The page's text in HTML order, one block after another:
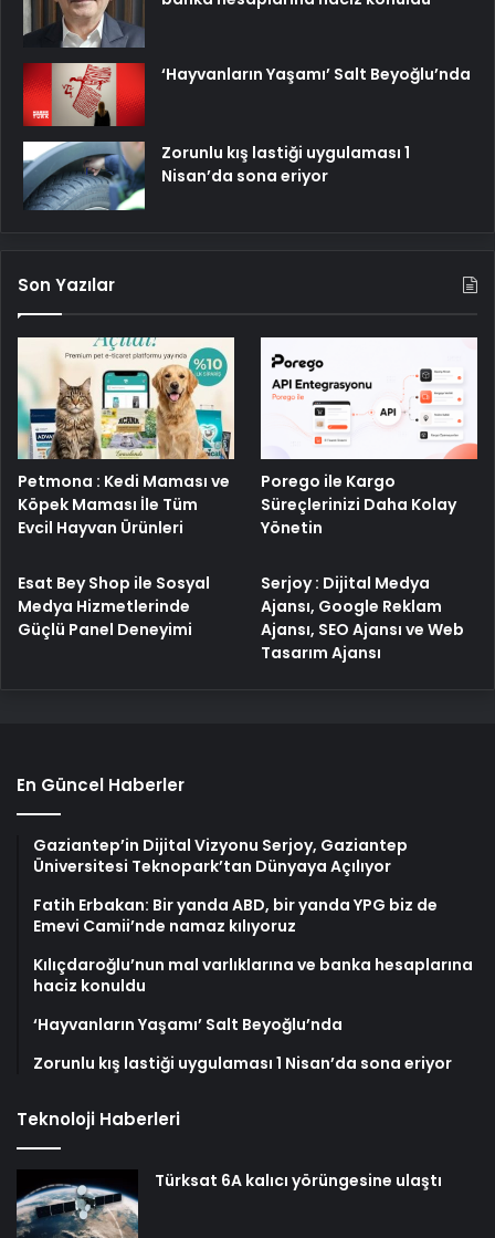
‘Hayvanların Yaşamı’ Salt Beyoğlu’nda
Zorunlu kış lastiği uygulaması 1
Nisan’da sona eriyor
Son Yazılar
Petmona : Kedi Maması ve
Köpek Maması İle Tüm
Evcil Hayvan Ürünleri
Porego ile Kargo
Süreçlerinizi Daha Kolay
Yönetin
Esat Bey Shop ile Sosyal
Medya Hizmetlerinde
Güçlü Panel Deneyimi
Serjoy : Dijital Medya
Ajansı, Google Reklam
Ajansı, SEO Ajansı ve Web
Tasarım Ajansı
En Güncel Haberler
Gaziantep’in Dijital Vizyonu Serjoy, Gaziantep
Üniversitesi Teknopark’tan Dünyaya Açılıyor
Fatih Erbakan: Bir yanda ABD, bir yanda YPG biz de
Emevi Camii’nde namaz kılıyoruz
Kılıçdaroğlu’nun mal varlıklarına ve banka hesaplarına
haciz konuldu
‘Hayvanların Yaşamı’ Salt Beyoğlu’nda
Zorunlu kış lastiği uygulaması 1 Nisan’da sona eriyor
Teknoloji Haberleri
Türksat 6A kalıcı yörüngesine ulaştı